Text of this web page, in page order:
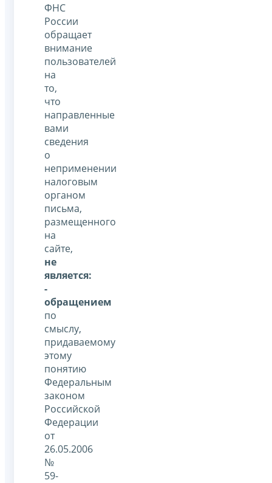
ФНС
России
обращает
внимание
пользователей
на
то,
что
направленные
вами
сведения
о
неприменении
налоговым
органом
письма,
размещенного
на
сайте,
не
является:
-
обращением
по
смыслу,
придаваемому
этому
понятию
Федеральным
законом
Российской
Федерации
от
26.05.2006
№
59-